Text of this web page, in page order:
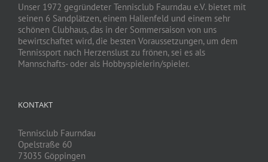
Unser 1972 gegründeter Tennisclub Faurndau e.V. bietet mit
seinen 6 Sandplätzen, einem Hallenfeld und einem sehr
schönen Clubhaus, das in der Sommersaison von uns
bewirtschaftet wird, die besten Voraussetzungen, um dem
Tennissport nach Herzenslust zu frönen, sei es als
Mannschafts- oder als Hobbyspielerin/spieler.
KONTAKT
Tennisclub Faurndau
Opelstraße 60
73035 Göppingen